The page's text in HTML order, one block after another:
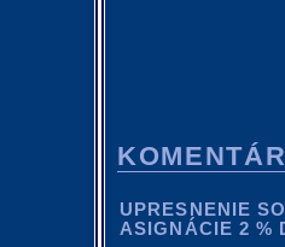
UPRESNENIE
ASIGNÁCIE 2 %